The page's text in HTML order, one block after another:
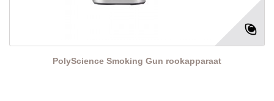
PolyScience Smoking Gun rookapparaat